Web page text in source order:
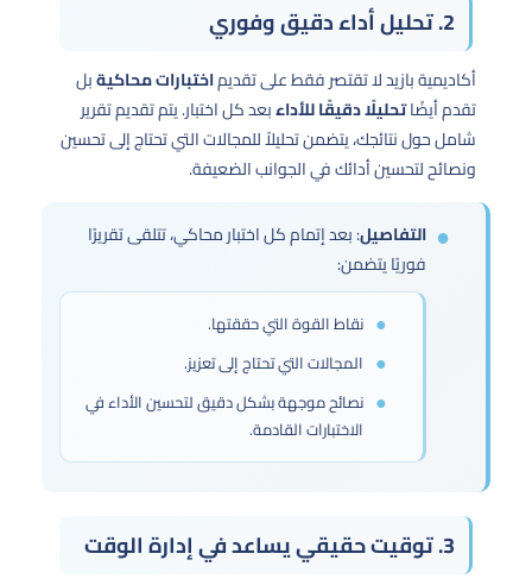
2. تحليل أداء دقيق وفوري
أكاديمية بازيد لا تقتصر فقط على تقديماختبارات محاكيةبل
تقدم أيضًاتحليلًا دقيقًا للأداءبعد كل اختبار. يتم تقديم تقرير
شامل حول نتائجك، يتضمن تحليلاً للمجالات التي تحتاج إلى تحسين
ونصائح لتحسين أدائك في الجوانب الضعيفة.
التفاصيل: بعد إتمام كل اختبار محاكي، تتلقى تقريرًا
فوريًا يتضمن:
نقاط القوة التي حققتها.
المجالات التي تحتاج إلى تعزيز.
نصائح موجهة بشكل دقيق لتحسين الأداء في
الاختبارات القادمة.
3. توقيت حقيقي يساعد في إدارة الوقت